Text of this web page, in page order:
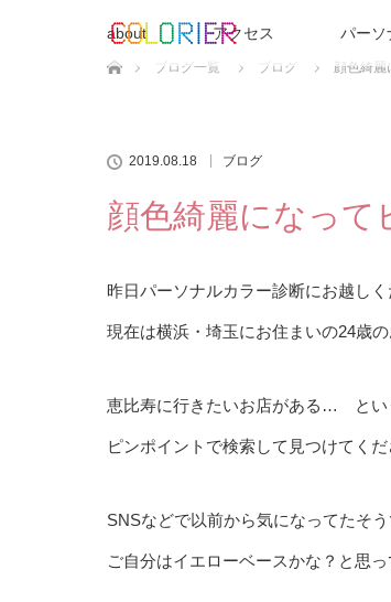
about アクセス パーソ
ホーム
ブログ一覧
ブログ 顔色綺麗
2019.08.18 ブログ
顔色綺麗になって
昨日パーソナルカラー診断にお越し
現在は横浜・埼玉にお住まいの24歳の
恵比寿に行きたいお店がある… とい
ピンポイントで検索して見つけてく
SNSなどで以前から気になってたそ
ご自分はイエローベースかな？と思